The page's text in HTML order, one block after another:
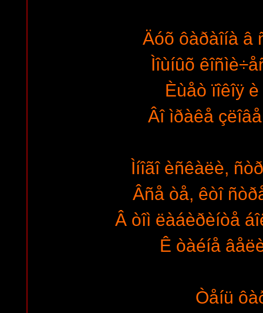
Äóõ ôàðàîíà â
Ìîùíûõ
Èùåò ïîêîÿ
Âî ìðàêå
Ìíîãî èñêàëè,
Âñå òå, êòî
Â òîì ëàáèðèíòå
Ê òàéíå
Òåíü